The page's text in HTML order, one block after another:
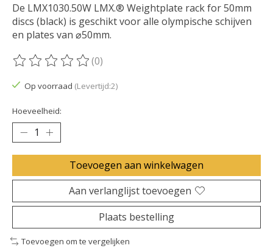
De LMX1030.50W LMX.® Weightplate rack for 50mm
discs (black) is geschikt voor alle olympische schijven
en plates van ⌀50mm.
De beoordeling van dit product is
(0)
Op voorraad (Levertijd:2)
Hoeveelheid:
Toevoegen aan winkelwagen
Aan verlanglijst toevoegen
Plaats bestelling
Toevoegen om te vergelijken